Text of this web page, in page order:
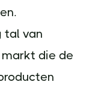
tal van
die de